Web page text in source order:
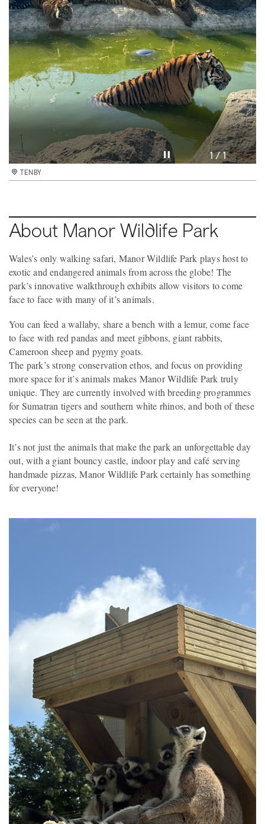
Pause video 1 / 1
TENBY
About Manor Wildlife Park
Wales’s only walking safari, Manor Wildlife Park plays host to
exotic and endangered animals from across the globe! The
park’s innovative walkthrough exhibits allow visitors to come
face to face with many of it’s animals.
You can feed a wallaby, share a bench with a lemur, come face
to face with red pandas and meet gibbons, giant rabbits,
Cameroon sheep and pygmy goats.
The park’s strong conservation ethos, and focus on providing
more space for it’s animals makes Manor Wildlife Park truly
unique. They are currently involved with breeding programmes
for Sumatran tigers and southern white rhinos, and both of these
species can be seen at the park.
It’s not just the animals that make the park an unforgettable day
out, with a giant bouncy castle, indoor play and café serving
handmade pizzas, Manor Wildlife Park certainly has something
for everyone!